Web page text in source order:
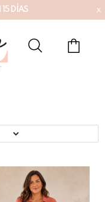
5 DÍ AS x